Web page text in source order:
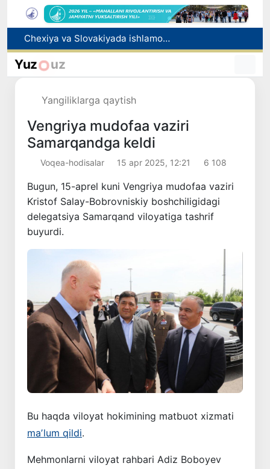
Bolaning familiyasiga otasining ismini berishga ruxsat beriladi
Behruz Karimov faoliyatini Shveytsariyaning «Lugano» klubida davom ettiradi
Yuz uz
Yangiliklarga qaytish
Vengriya mudofaa vaziri
Samarqandga keldi
Voqea-hodisalar 15 apr 2025, 12:21 6 108
Bugun, 15-aprel kuni Vengriya mudofaa vaziri
Kristof Salay-Bobrovniskiy boshchiligidagi
delegatsiya Samarqand viloyatiga tashrif
buyurdi.
Bu haqda viloyat hokimining matbuot xizmati
maʼlum qildi.
Mehmonlarni viloyat rahbari Adiz Boboyev